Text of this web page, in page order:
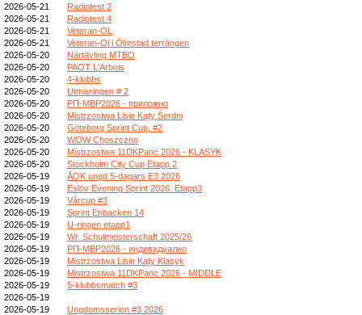
2026-05-21
Radiotest 2
2026-05-21
Radiotest 4
2026-05-21
Veteran-OL
2026-05-21
Veteran-Ol i Ölmstad terrängen
2026-05-20
Närtävling MTBO
2026-05-20
PAOT L'Arbois
2026-05-20
4-klubbs
2026-05-20
Utmaningen # 2
2026-05-20
РП-МВР2026 - приложно
2026-05-20
Mistrzostwa Lisie Kąty Śerdni
2026-05-20
Göteborg Sprint Cup, #2
2026-05-20
WOW Choszczno
2026-05-20
Mistrzostwa 11DKPanc 2026 - KLASYK
2026-05-20
Stockholm City Cup Etapp 2
2026-05-19
ÅOK ungd 5-dagars E3 2026
2026-05-19
Eslöv Evening Sprint 2026. Etapp3
2026-05-19
Vårcup #3
2026-05-19
Sprint Enbacken 14
2026-05-19
U-ringen etapp1
2026-05-19
Wr. Schulmeisterschaft 2025/26
2026-05-19
РП-МВР2026 - индивидуално
2026-05-19
Mistrzostwa Lisie Kąty Klasyk
2026-05-19
Mistrzostwa 11DKPanc 2026 - MIDDLE
2026-05-19
5-klubbsmatch #3
2026-05-19
2026-05-19
Ungdomsserien #3 2026